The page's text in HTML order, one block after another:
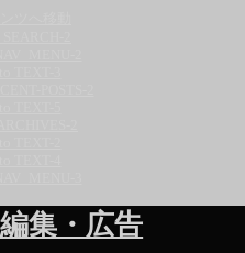
集・広告